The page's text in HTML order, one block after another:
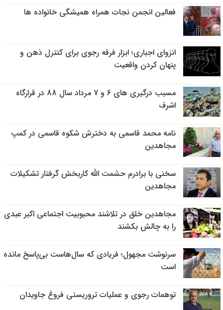
فعالین انجمن نجات همراه همیشگی خانواده ها
انزوای اجباری؛ ابزار فرقه رجوی برای کنترل ذهن و
پنهان کردن واقعیت
مسبب درگیری های 6 و 7 مرداد سال 88 در قرارگاه
اشرف
نامه محمد قاسمی به دخترش شکوه قاسمی در کمپ
مجاهدین
سخنی با برادرم حشمت الله کاربخش گرفتار تشکیلات
مجاهدین
مجاهدین خلق در تلاشند محبوبیت اجتماعی اکبر عبدی
را به چالش بکشند
سرنوشت مجهول؛ فریادی که سال‌هاست بی‌پاسخ مانده
است
توهمات رجوی و عملیات تروریستی فروغ جاویدان